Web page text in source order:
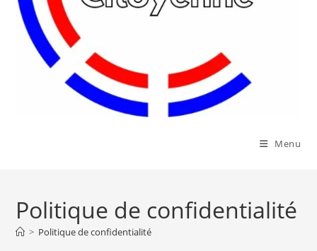
Menu
Politique de confidentialité
> Politique de confidentialité